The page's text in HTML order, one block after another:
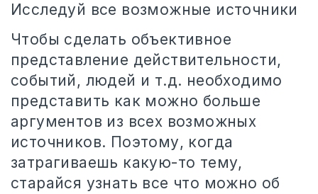
Исследуй все возможные источники
Чтобы сделать объективное
представление действительности,
событий, людей и т.д. необходимо
представить как можно больше
аргументов из всех возможных
источников. Поэтому, когда
затрагиваешь какую-то тему,
старайся узнать все что можно об